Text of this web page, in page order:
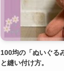
100均の「ぬいぐる
と縫い付け方。